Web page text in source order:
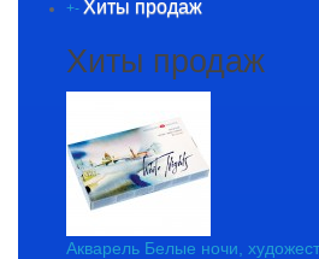
+- Хиты продаж
Хиты продаж
Акварель Белые ночи,